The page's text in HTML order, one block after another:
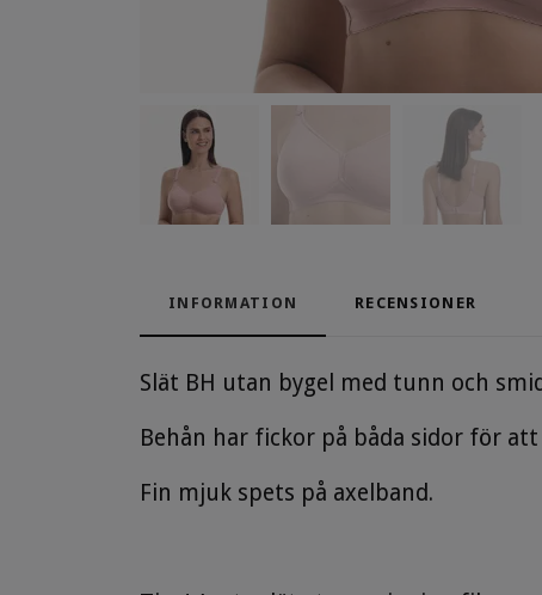
INFORMATION RECENSIONER
Slät BH utan bygel med tunn och
Behån har fickor på båda sidor för
Fin mjuk spets på axelband.